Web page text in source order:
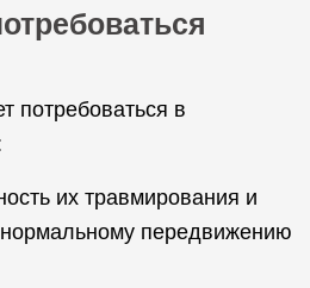
потребоваться в
их травмирования и
передвижению